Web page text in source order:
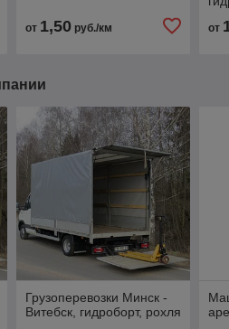
от 1,50руб./км от
Грузоперевозки Минск -
Витебск, гидроборт, рохля